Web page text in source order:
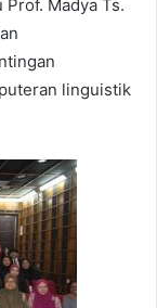
Madya Ts.
linguistik